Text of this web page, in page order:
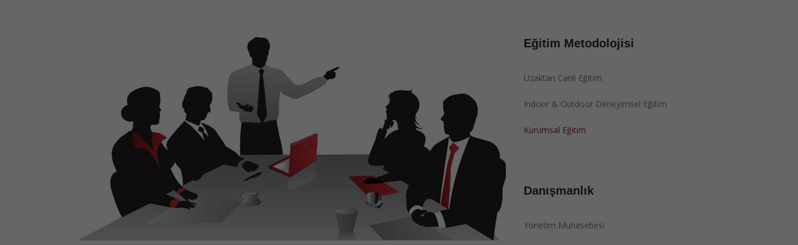
Eğitim Metodolojisi
Uzaktan Canlı Eğitim
Indoor & Outdoor Deneyimsel Eğitim
Kurumsal Eğitim
Danışmanlık
Yönetim Muhasebesi